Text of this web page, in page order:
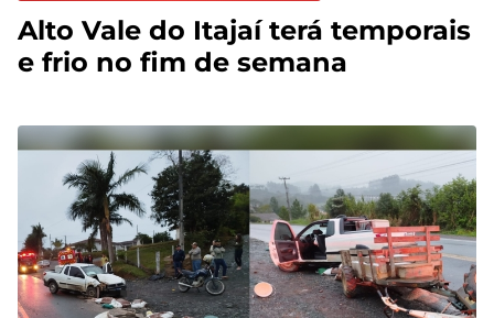
Alto Vale do Itajaí terá temporais
e frio no fim de semana